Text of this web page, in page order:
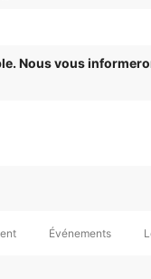
Nous vous
Événements